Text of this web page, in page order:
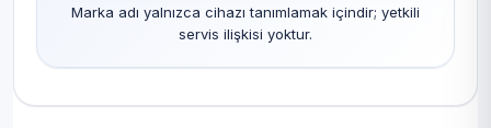
Marka adı yalnızca cihazı tanımlamak içindir; yetkili
servis ilişkisi yoktur.